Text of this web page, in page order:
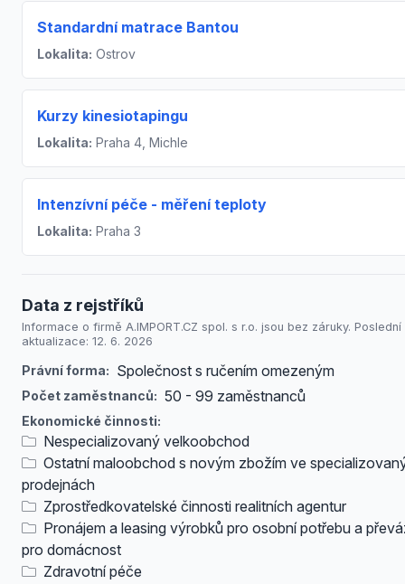
Standardní matrace Bantou
Lokalita: Ostrov
Kurzy kinesiotapingu
Lokalita: Praha 4, Michle
Intenzívní péče - měření teploty
Lokalita: Praha 3
Data z rejstříků
Informace o firmě A.IMPORT.CZ spol. s r.o. jsou bez záruky. Poslední
aktualizace: 12. 6. 2026
Právní forma: Společnost s ručením omezeným
Počet zaměstnanců: 50 - 99 zaměstnanců
Ekonomické činnosti:
Nespecializovaný velkoobchod
Ostatní maloobchod s novým zbožím ve
prodejnách
Zprostředkovatelské činnosti realitních agentur
Pronájem a leasing výrobků pro osobní potřebu a
pro domácnost
Zdravotní péče